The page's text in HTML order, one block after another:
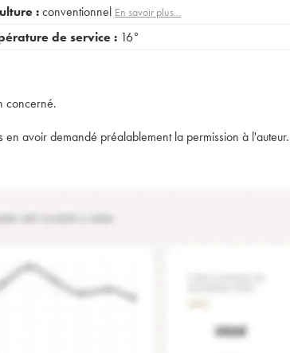
:conventionnel En savoir plus...
de service : 16°
concerné.
avoir demandé préalablement la permission à l'auteur.